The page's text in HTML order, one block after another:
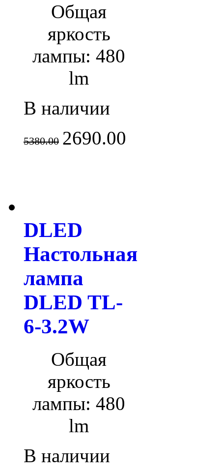
Общая
яркость
лампы: 480
lm
В наличии
5380.00 2690.00
DLED
Настольная
лампа
DLED TL-
6-3.2W
Общая
яркость
лампы: 480
lm
В наличии